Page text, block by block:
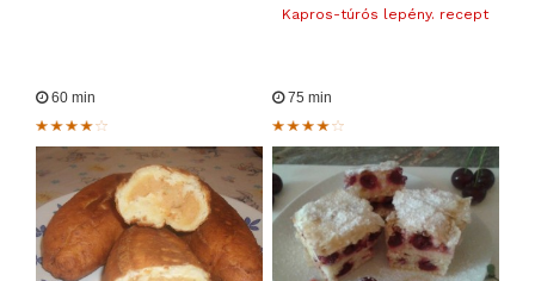
Kapros-túrós lepény. recept
60 min 75 min